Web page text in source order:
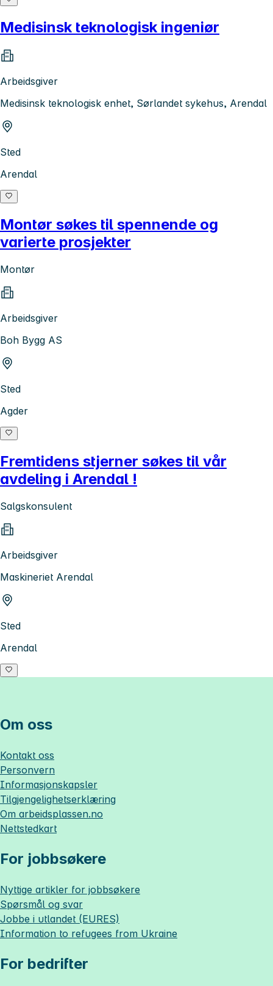
Medisinsk teknologisk ingeniør
Arbeidsgiver
Medisinsk teknologisk enhet, Sørlandet sykehus, Arendal
Sted
Arendal
Montør søkes til spennende og
varierte prosjekter
Montør
Arbeidsgiver
Boh Bygg AS
Sted
Agder
Fremtidens stjerner søkes til vår
avdeling i Arendal !
Salgskonsulent
Arbeidsgiver
Maskineriet Arendal
Sted
Arendal
Om oss
Kontakt oss
Personvern
Informasjonskapsler
Tilgjengelighetserklæring
Om arbeidsplassen.no
Nettstedkart
For jobbsøkere
Nyttige artikler for jobbsøkere
Spørsmål og svar
Jobbe i utlandet (EURES)
Information to refugees from Ukraine
For bedrifter